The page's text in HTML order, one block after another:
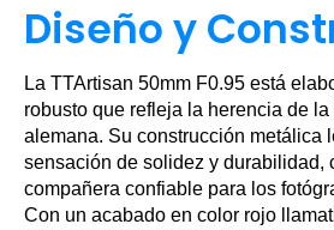
Diseño y
La TTArtisan 50mm F0.95 está
robusto que refleja la herencia de
alemana. Su construcción metálica
sensación de solidez y durabilidad,
compañera confiable para los
Con un acabado en color rojo